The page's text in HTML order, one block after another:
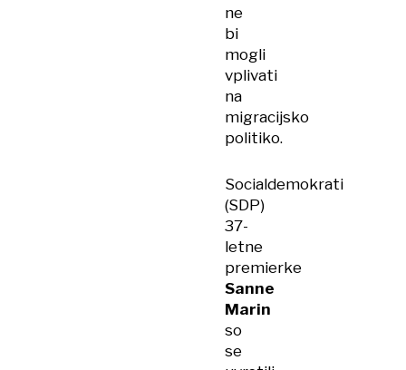
ne
bi
mogli
vplivati
na
migracijsko
politiko.
Socialdemokrati
(SDP)
37-
letne
premierke
Sanne
Marin
so
se